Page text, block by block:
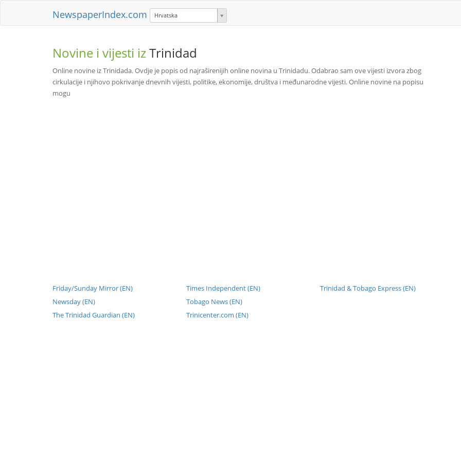
NewspaperIndex.com Hrvatska
Novine i vijesti izTrinidad
Online novine iz Trinidada. Ovdje je popis od najraširenijih online novina u Trinidadu. Odabrao sam ove vijesti izvora zbog
cirkulacije i njihovo pokrivanje dnevnih vijesti, politike, ekonomije, društva i međunarodne vijesti. Online novine na popisu
mogu
Friday/Sunday Mirror (EN)
Newsday (EN)
The Trinidad Guardian (EN)
Times Independent (EN)
Tobago News (EN)
Trinicenter.com (EN)
Trinidad & Tobago Express (EN)